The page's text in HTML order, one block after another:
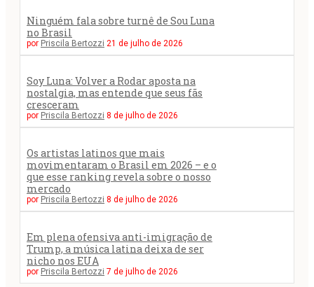
Ninguém fala sobre turnê de Sou Luna
no Brasil
por Priscila Bertozzi 21 de julho de 2026
Soy Luna: Volver a Rodar aposta na
nostalgia, mas entende que seus fãs
cresceram
por Priscila Bertozzi 8 de julho de 2026
Os artistas latinos que mais
movimentaram o Brasil em 2026 – e o
que esse ranking revela sobre o nosso
mercado
por Priscila Bertozzi 8 de julho de 2026
Em plena ofensiva anti-imigração de
Trump, a música latina deixa de ser
nicho nos EUA
por Priscila Bertozzi 7 de julho de 2026